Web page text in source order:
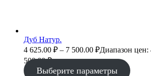
Дуб Натур.
4 625.00 ₽ – 7 500.00 ₽Диапазон цен:
500.00 ₽
Выберите параметры